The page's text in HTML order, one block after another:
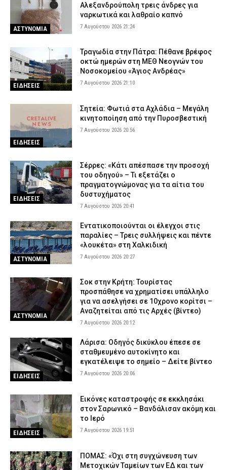
ΑΣΤΥΝΟΜΙΑ
Αλεξανδρούπολη τρεις άνδρες για
ναρκωτικά και λαθραίο καπνό
7 Αυγούστου 2026 21:24
ΕΙΔΗΣΕΙΣ
Τραγωδία στην Πάτρα: Πέθανε βρέφος
οκτώ ημερών στη ΜΕΘ Νεογνών του
Νοσοκομείου «Άγιος Ανδρέας»
7 Αυγούστου 2026 21:10
ΕΙΔΗΣΕΙΣ
Σητεία: Φωτιά στα Αχλάδια – Μεγάλη
κινητοποίηση από την Πυροσβεστική
7 Αυγούστου 2026 20:56
ΕΙΔΗΣΕΙΣ
Σέρρες: «Κάτι απέσπασε την προσοχή
του οδηγού» – Τι εξετάζει ο
πραγματογνώμονας για τα αίτια του
δυστυχήματος
7 Αυγούστου 2026 20:41
ΑΣΤΥΝΟΜΙΑ
Εντατικοποιούνται οι έλεγχοι στις
παραλίες – Τρεις συλλήψεις και πέντε
«λουκέτα» στη Χαλκιδική
7 Αυγούστου 2026 20:27
ΑΣΤΥΝΟΜΙΑ
Σοκ στην Κρήτη: Τουρίστας
προσπάθησε να χρηματίσει υπάλληλο
για να ασελγήσει σε 10χρονο κορίτσι –
Αναζητείται από τις Αρχές (βίντεο)
7 Αυγούστου 2026 20:12
ΕΙΔΗΣΕΙΣ
Λάρισα: Οδηγός δικύκλου έπεσε σε
σταθμευμένο αυτοκίνητο και
εγκατέλειψε το σημείο – Δείτε βίντεο
7 Αυγούστου 2026 20:06
ΕΙΔΗΣΕΙΣ
Εικόνες καταστροφής σε εκκλησάκι
στον Σαρωνικό – Βανδάλισαν ακόμη και
το Ιερό
7 Αυγούστου 2026 19:51
ΠΟΜΑΣ: «Όχι στη συγχώνευση των
Μετοχικών Ταμείων των ΕΔ και των